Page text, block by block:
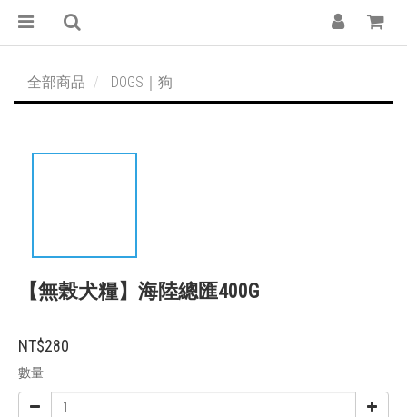
全部商品 DOGS｜狗
【無榖犬糧】海陸總匯400G
NT$280
數量